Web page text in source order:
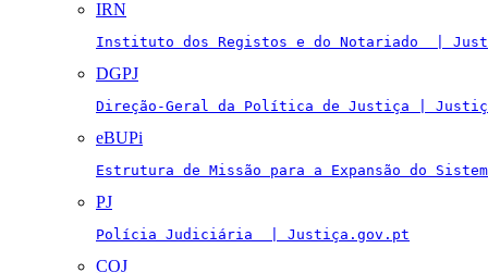
IRN
Instituto dos Registos e do Notariado  |
DGPJ
Direção-Geral da Política de Justiça |
eBUPi
Estrutura de Missão para a Expansão do
PJ
Polícia Judiciária  | Justiça.gov.pt
COJ